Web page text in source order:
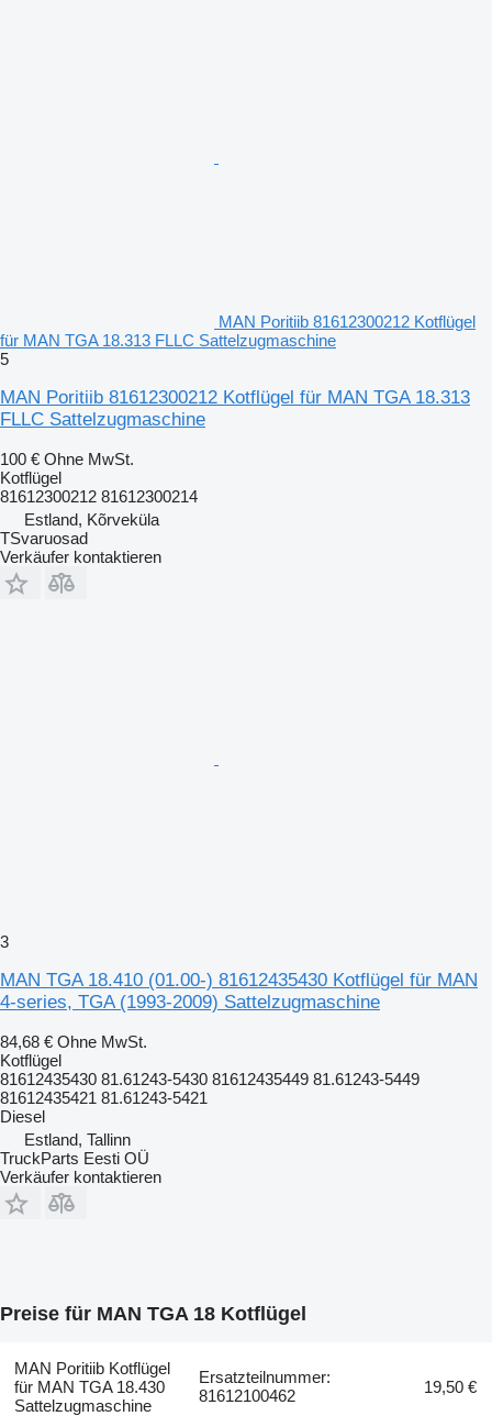
MAN Poritiib 81612300212 Kotflügel
für MAN TGA 18.313 FLLC Sattelzugmaschine
5
MAN Poritiib 81612300212 Kotflügel für MAN TGA 18.313
FLLC Sattelzugmaschine
100 € Ohne MwSt.
Kotflügel
81612300212 81612300214
Estland, Kõrveküla
TSvaruosad
Verkäufer kontaktieren
3
MAN TGA 18.410 (01.00-) 81612435430 Kotflügel für MAN
4-series, TGA (1993-2009) Sattelzugmaschine
84,68 € Ohne MwSt.
Kotflügel
81612435430 81.61243-5430 81612435449 81.61243-5449
81612435421 81.61243-5421
Diesel
Estland, Tallinn
TruckParts Eesti OÜ
Verkäufer kontaktieren
Preise für MAN TGA 18 Kotflügel
MAN Poritiib Kotflügel
für MAN TGA 18.430
Sattelzugmaschine
Ersatzteilnummer:
81612100462
19,50 €